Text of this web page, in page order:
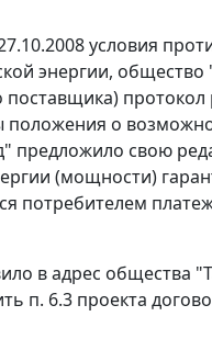
условия
энергии,
протокол
положения о
предложило свою
(мощности)
потребителем
в адрес общества
п. 6.3 проекта